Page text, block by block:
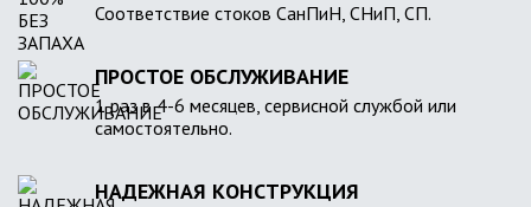
Соответствие стоков СанПиН, СНиП, СП.
ПРОСТОЕ ОБСЛУЖИВАНИЕ
1 раз в 4-6 месяцев, сервисной службой или
самостоятельно.
НАДЕЖНАЯ КОНСТРУКЦИЯ